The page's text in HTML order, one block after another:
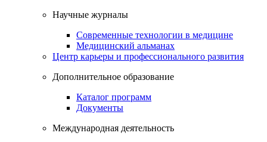
Научные журналы
Современные технологии в медицине
Медицинский альманах
Центр карьеры и профессионального развития
Дополнительное образование
Каталог программ
Документы
Международная деятельность